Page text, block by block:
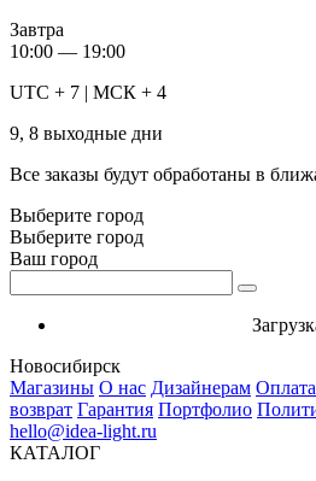
Завтра
10:00 — 19:00
UTC + 7 | МСК + 4
9, 8 выходные дни
Все заказы будут обработаны в
Выберите город
Выберите город
Ваш город
Новосибирск
Магазины О нас Дизайнерам
возврат Гарантия Портфолио
hello@idea-light.ru
КАТАЛОГ